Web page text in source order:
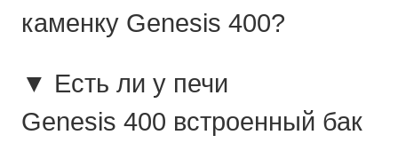
каменку Genesis 400?
▼ Есть ли у печи
Genesis 400 встроенный бак